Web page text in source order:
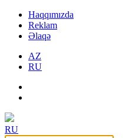
Haqqımızda
Reklam
Əlaqə
AZ
RU
RU